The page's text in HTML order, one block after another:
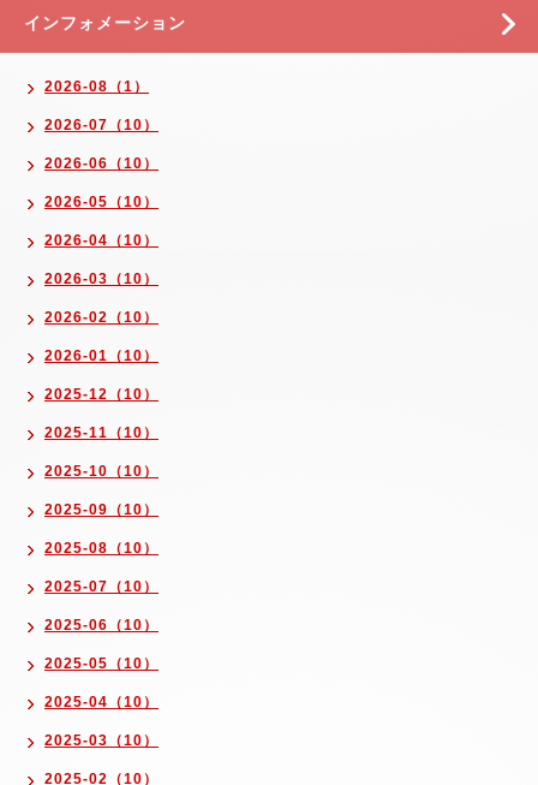
インフォメーション
2026-08（1）
2026-07（10）
2026-06（10）
2026-05（10）
2026-04（10）
2026-03（10）
2026-02（10）
2026-01（10）
2025-12（10）
2025-11（10）
2025-10（10）
2025-09（10）
2025-08（10）
2025-07（10）
2025-06（10）
2025-05（10）
2025-04（10）
2025-03（10）
2025-02（10）